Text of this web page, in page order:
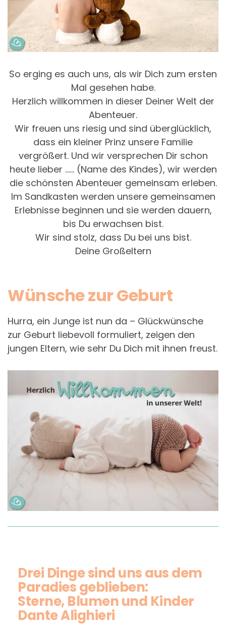
So erging es auch uns, als wir Dich zum ersten
Mal gesehen habe.
Herzlich willkommen in dieser Deiner Welt der
Abenteuer.
Wir freuen uns riesig und sind überglücklich,
dass ein kleiner Prinz unsere Familie
vergrößert. Und wir versprechen Dir schon
heute lieber …… (Name des Kindes), wir werden
die schönsten Abenteuer gemeinsam erleben.
Im Sandkasten werden unsere gemeinsamen
Erlebnisse beginnen und sie werden dauern,
bis Du erwachsen bist.
Wir sind stolz, dass Du bei uns bist.
Deine Großeltern
Wünsche zur Geburt
Hurra, ein Junge ist nun da – Glückwünsche
zur Geburt liebevoll formuliert, zeigen den
jungen Eltern, wie sehr Du Dich mit ihnen freust.
Drei Dinge sind uns aus dem
Paradies geblieben:
Sterne, Blumen und Kinder
Dante Alighieri